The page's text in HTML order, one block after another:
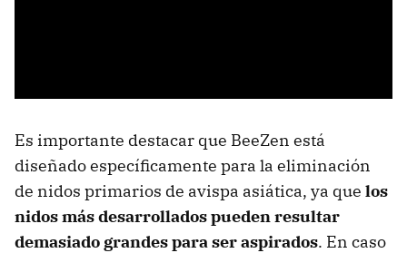
Es importante destacar que BeeZen está
diseñado específicamente para la eliminación
de nidos primarios de avispa asiática, ya que los
nidos más desarrollados pueden resultar
demasiado grandes para ser aspirados. En caso